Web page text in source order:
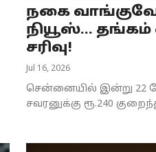
நகை
நியூஸ்...
சரிவு!
Jul 16, 2026
சென்னையில் இன்று 22
சவரனுக்கு ரூ.240